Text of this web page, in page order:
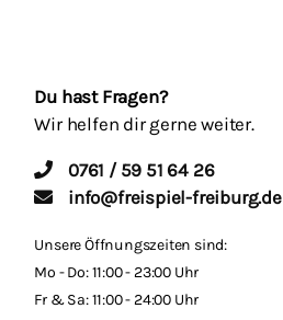
Du hast Fragen?
Wir helfen dir gerne weiter.
0761 / 59 51 64 26
info@freispiel-freiburg.de
Unsere Öffnungszeiten sind:
Mo - Do: 11:00 - 23:00 Uhr
Fr & Sa: 11:00 - 24:00 Uhr